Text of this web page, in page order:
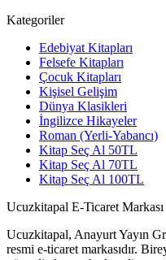
Kategoriler
Edebiyat Kitapları
Felsefe Kitapları
Çocuk Kitapları
Kişisel Gelişim
Dünya Klasikleri
İngilizce Hikayeler
Roman (Yerli-Yabancı)
Kitap Seç Al 50TL
Kitap Seç Al 70TL
Kitap Seç Al 100TL
Ucuzkitapal E-Ticaret Markası
Ucuzkitapal, Anayurt Yayın
resmi e-ticaret markasıdır.